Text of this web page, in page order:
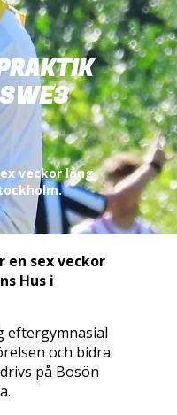
veckor lång
en sex veckor
Hus i
eftergymnasial
och bidra
på Bosön